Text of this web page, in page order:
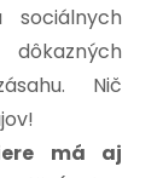
sociálnych
Nič
má aj